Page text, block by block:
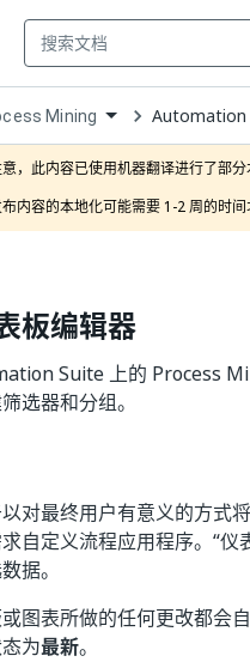
Mining Automation
，此内容已使用机器翻译进行了部分
内容的本地化可能需要 1-2 周的时间
板编辑器
Suite 上的 Process
选器和分组。
对最终用户有意义的方式
自定义流程应用程序。“仪
据。
图表所做的任何更改都会
为最新。